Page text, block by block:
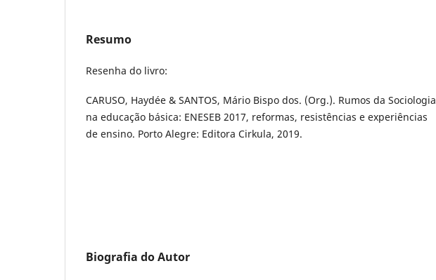
Resumo
Resenha do livro:
CARUSO, Haydée & SANTOS, Mário Bispo dos. (Org.). Rumos da Sociologia
na educação básica: ENESEB 2017, reformas, resistências e experiências
de ensino. Porto Alegre: Editora Cirkula, 2019.
Biografia do Autor